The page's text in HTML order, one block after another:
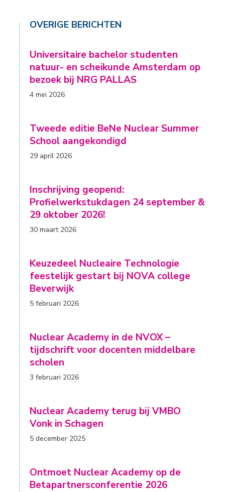
OVERIGE BERICHTEN
Universitaire bachelor studenten
natuur- en scheikunde Amsterdam op
bezoek bij NRG PALLAS
4 mei 2026
Tweede editie BeNe Nuclear Summer
School aangekondigd
29 april 2026
Inschrijving geopend:
Profielwerkstukdagen 24 september &
29 oktober 2026!
30 maart 2026
Keuzedeel Nucleaire Technologie
feestelijk gestart bij NOVA college
Beverwijk
5 februari 2026
Nuclear Academy in de NVOX –
tijdschrift voor docenten middelbare
scholen
3 februari 2026
Nuclear Academy terug bij VMBO
Vonk in Schagen
5 december 2025
Ontmoet Nuclear Academy op de
Betapartnersconferentie 2026